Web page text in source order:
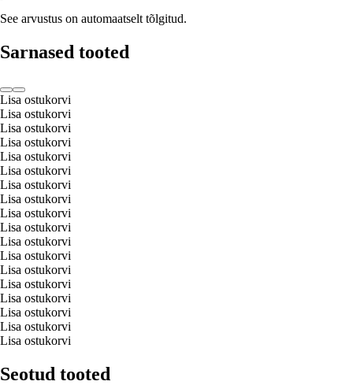
See arvustus on automaatselt tõlgitud.
Sarnased tooted
Lisa ostukorvi
Lisa ostukorvi
Lisa ostukorvi
Lisa ostukorvi
Lisa ostukorvi
Lisa ostukorvi
Lisa ostukorvi
Lisa ostukorvi
Lisa ostukorvi
Lisa ostukorvi
Lisa ostukorvi
Lisa ostukorvi
Lisa ostukorvi
Lisa ostukorvi
Lisa ostukorvi
Lisa ostukorvi
Lisa ostukorvi
Lisa ostukorvi
Seotud tooted